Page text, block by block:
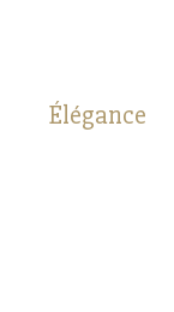
Élégance